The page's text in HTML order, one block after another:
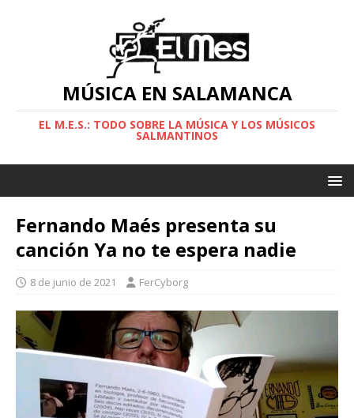
MÚSICA EN SALAMANCA
EL M.E.S.: TODO SOBRE LA MÚSICA Y LOS MÚSICOS
SALMANTINOS
Fernando Maés presenta su
canción Ya no te espera nadie
8 de junio de 2021 FerCyborg